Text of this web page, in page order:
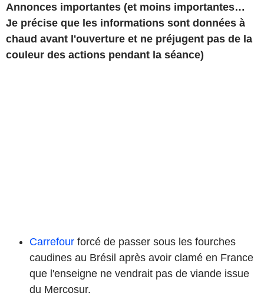
Annonces importantes (et moins importantes…
Je précise que les informations sont données à
chaud avant l'ouverture et ne préjugent pas de la
couleur des actions pendant la séance)
Carrefour forcé de passer sous les fourches
caudines au Brésil après avoir clamé en France
que l'enseigne ne vendrait pas de viande issue
du Mercosur.